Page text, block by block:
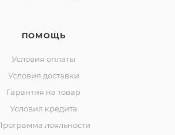
ПОМОЩЬ
Условия оплаты
Условия доставки
Гарантия на товар
Условия кредита
лояльности